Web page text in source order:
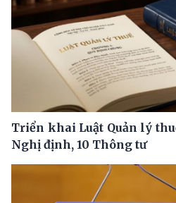
Triển khai Luật Quản lý
Nghị định, 10 Thông tư